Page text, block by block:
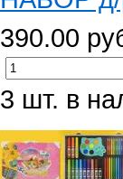
390.00
3 шт. в